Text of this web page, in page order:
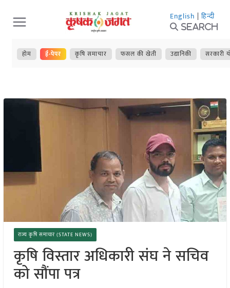
Skip
to
content
English | हिन्दी
Search
होम ई-पेपर कृषि समाचार फसल की खेती उद्यानिकी सरकारी
राज्य कृषि समाचार (STATE NEWS)
कृषि विस्तार अधिकारी संघ ने सचिव
को सौंपा पत्र